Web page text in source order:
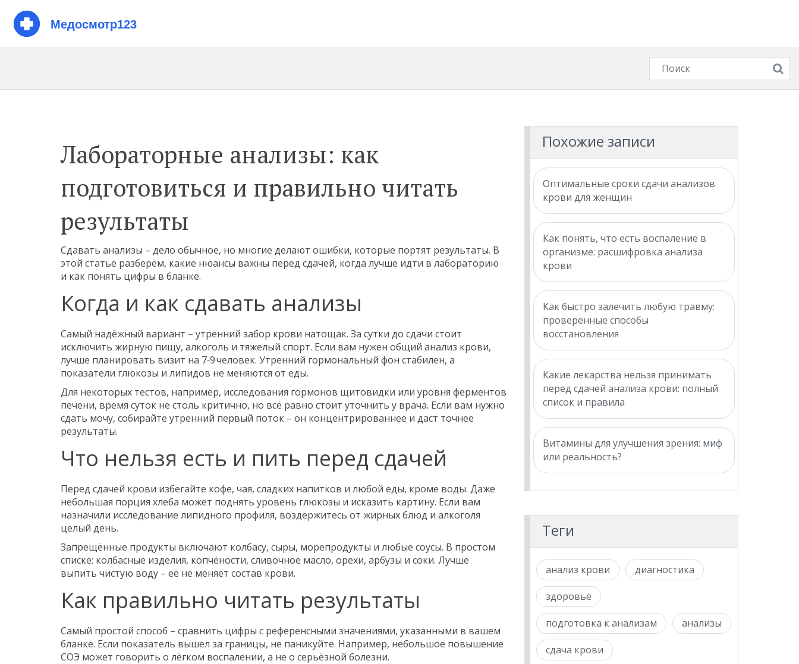
Лабораторные анализы: как
подготовиться и правильно читать
результаты
Сдавать анализы – дело обычное, но многие делают ошибки, которые портят результаты. В
этой статье разберём, какие нюансы важны перед сдачей, когда лучше идти в лабораторию
и как понять цифры в бланке.
Когда и как сдавать анализы
Самый надёжный вариант – утренний забор крови натощак. За сутки до сдачи стоит
исключить жирную пищу, алкоголь и тяжелый спорт. Если вам нужен общий анализ крови,
лучше планировать визит на 7‑9 человек. Утренний гормональный фон стабилен, а
показатели глюкозы и липидов не меняются от еды.
Для некоторых тестов, например, исследования гормонов щитовидки или уровня ферментов
печени, время суток не столь критично, но всё равно стоит уточнить у врача. Если вам нужно
сдать мочу, собирайте утренний первый поток – он концентрированнее и даст точнее
результаты.
Что нельзя есть и пить перед сдачей
Перед сдачей крови избегайте кофе, чая, сладких напитков и любой еды, кроме воды. Даже
небольшая порция хлеба может поднять уровень глюкозы и исказить картину. Если вам
назначили исследование липидного профиля, воздержитесь от жирных блюд и алкоголя
целый день.
Запрещённые продукты включают колбасу, сыры, морепродукты и любые соусы. В простом
списке: колбасные изделия, копчёности, сливочное масло, орехи, арбузы и соки. Лучше
выпить чистую воду – её не меняет состав крови.
Как правильно читать результаты
Самый простой способ – сравнить цифры с референсными значениями, указанными в вашем
бланке. Если показатель вышел за границы, не паникуйте. Например, небольшое повышение
СОЭ может говорить о лёгком воспалении, а не о серьёзной болезни.
Похожие записи
Оптимальные сроки сдачи анализов
крови для женщин
Как понять, что есть воспаление в
организме: расшифровка анализа
крови
Как быстро залечить любую травму:
проверенные способы
восстановления
Какие лекарства нельзя принимать
перед сдачей анализа крови: полный
список и правила
Витамины для улучшения зрения: миф
или реальность?
Теги
анализ крови диагностика
здоровье
подготовка к анализам анализы
сдача крови